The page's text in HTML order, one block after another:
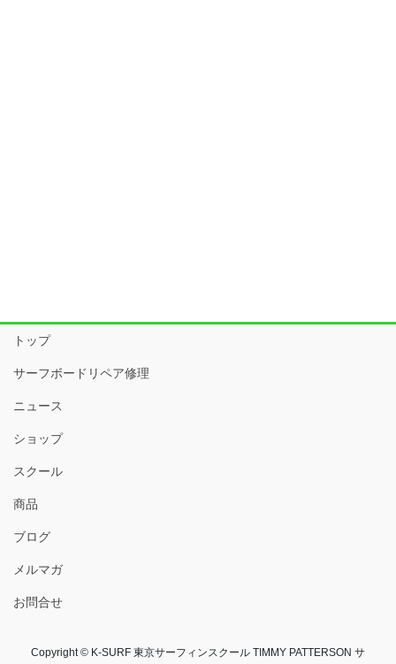
トップ
サーフボードリペア修理
ニュース
ショップ
スクール
商品
ブログ
メルマガ
お問合せ
Copyright © K-SURF 東京サーフィンスクール TIMMY PATTERSON サ